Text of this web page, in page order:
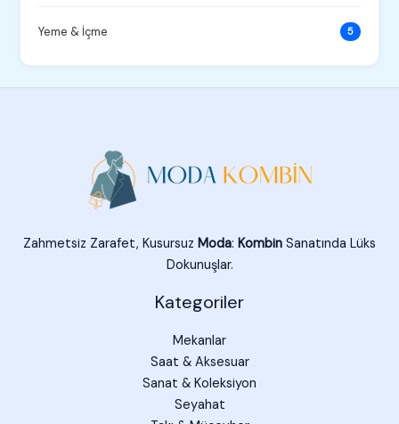
Yeme & İçme 5
Zahmetsiz Zarafet, Kusursuz Moda: Kombin Sanatında Lüks
Dokunuşlar.
Kategoriler
Mekanlar
Saat & Aksesuar
Sanat & Koleksiyon
Seyahat